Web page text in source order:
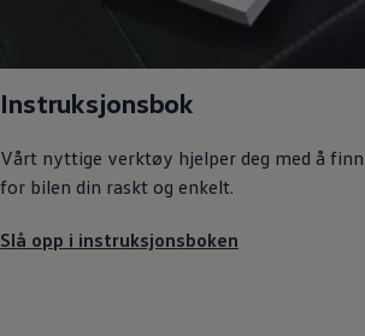
Instruksjonsbok
Vårt nyttige verktøy hjelper deg med å
for bilen din raskt og enkelt.
Slå opp i instruksjonsboken